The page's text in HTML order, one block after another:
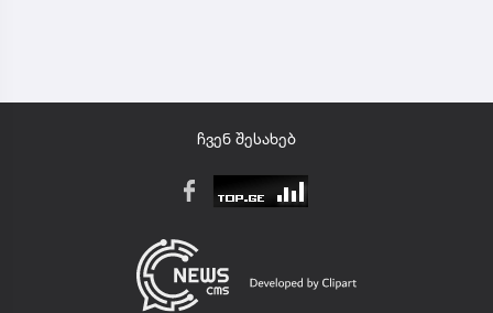
ჩვენ შესახებ